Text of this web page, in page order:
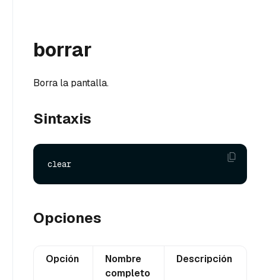
borrar
Borra la pantalla.
Sintaxis
Opciones
Opción
Nombre
completo
Descripción